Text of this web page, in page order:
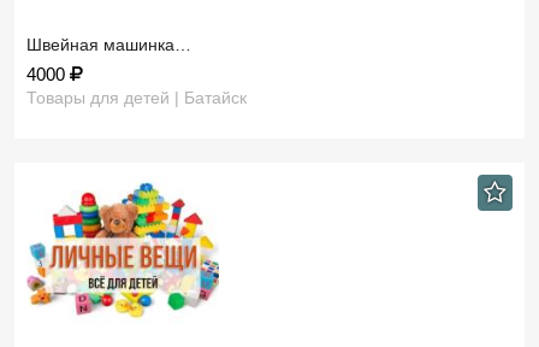
Швейная машинка…
4000
Товары для детей | Батайск